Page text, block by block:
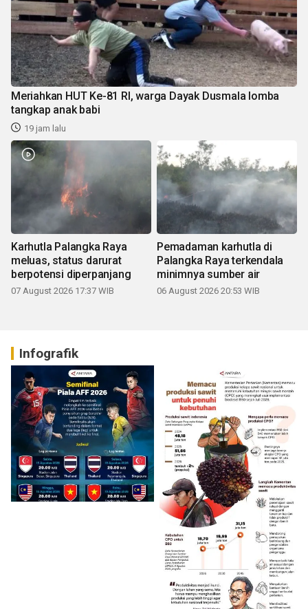
Meriahkan HUT Ke-81 RI, warga Dayak Dusmala lomba
tangkap anak babi
19 jam lalu
Karhutla Palangka Raya
meluas, status darurat
berpotensi diperpanjang
07 August 2026 17:37 WIB
Pemadaman karhutla di
Palangka Raya terkendala
minimnya sumber air
06 August 2026 20:53 WIB
Infografik